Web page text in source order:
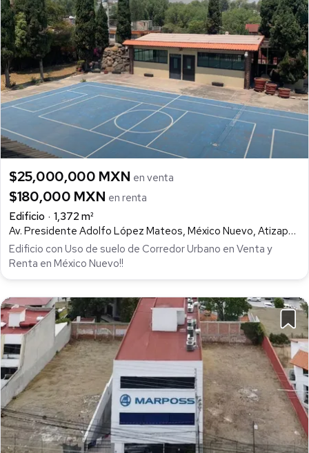
$25,000,000 MXN en venta
$180,000 MXN en renta
Edificio
1,372 m²
Av. Presidente Adolfo López Mateos, México Nuevo, Atizapán de Zaragoza
Edificio con Uso de suelo de Corredor Urbano en Venta y
Renta en México Nuevo!!